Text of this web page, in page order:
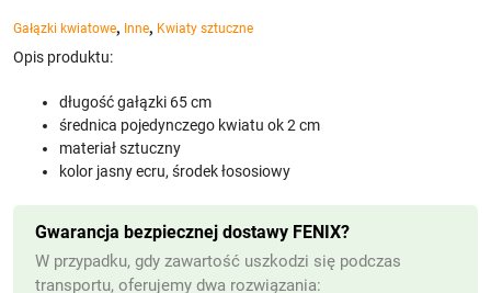
Gałązki kwiatowe, Inne, Kwiaty sztuczne
Opis produktu:
długość gałązki 65 cm
średnica pojedynczego kwiatu ok 2 cm
materiał sztuczny
kolor jasny ecru, środek łososiowy
Gwarancja bezpiecznej dostawy FENIX?
W przypadku, gdy zawartość uszkodzi się podczas
transportu, oferujemy dwa rozwiązania: